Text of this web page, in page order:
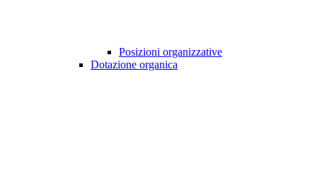
Posizioni organizzative
Dotazione organica